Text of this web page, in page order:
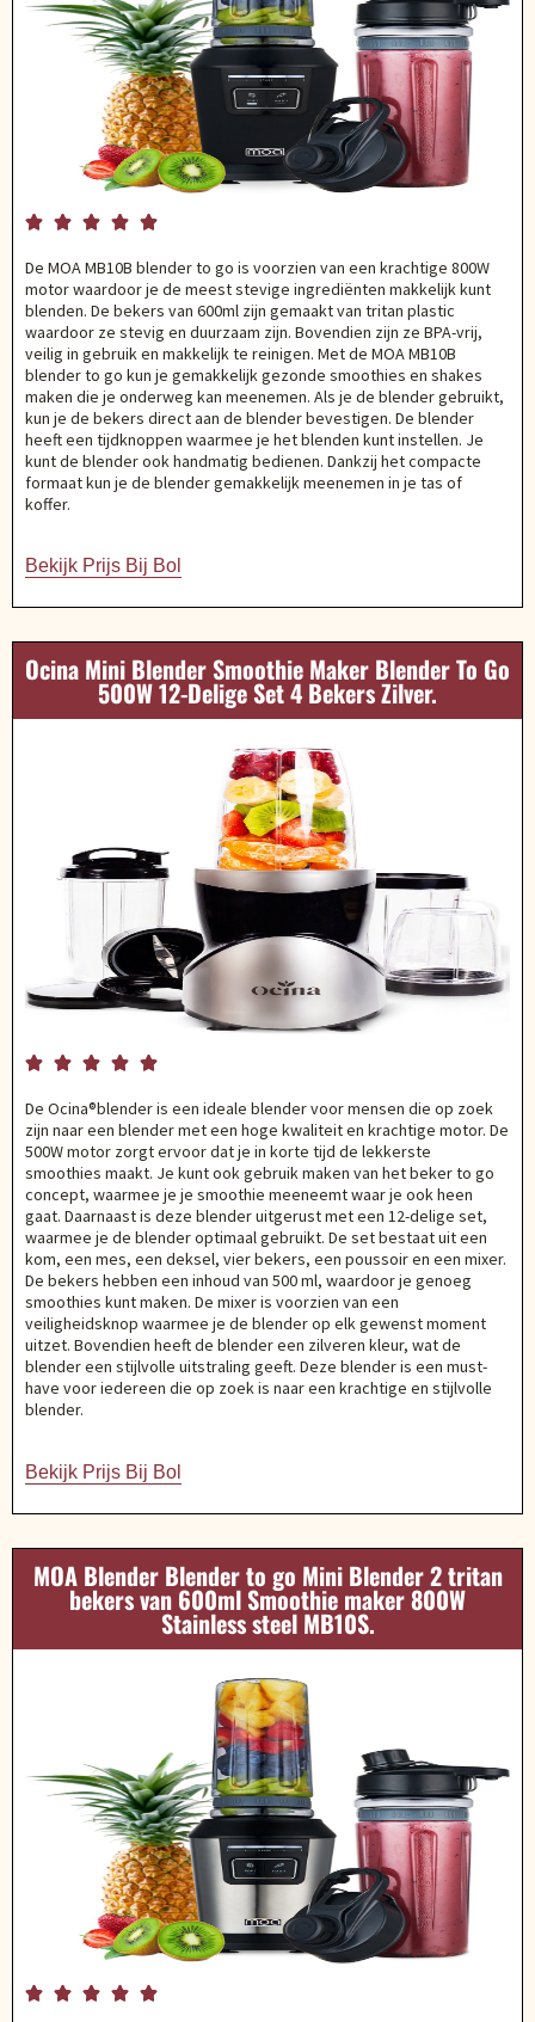
    
De MOA MB10B blender to go is voorzien van een krachtige 800W
motor waardoor je de meest stevige ingrediënten makkelijk kunt
blenden. De bekers van 600ml zijn gemaakt van tritan plastic
waardoor ze stevig en duurzaam zijn. Bovendien zijn ze BPA-vrij,
veilig in gebruik en makkelijk te reinigen. Met de MOA MB10B
blender to go kun je gemakkelijk gezonde smoothies en shakes
maken die je onderweg kan meenemen. Als je de blender gebruikt,
kun je de bekers direct aan de blender bevestigen. De blender
heeft een tijdknoppen waarmee je het blenden kunt instellen. Je
kunt de blender ook handmatig bedienen. Dankzij het compacte
formaat kun je de blender gemakkelijk meenemen in je tas of
koffer.
Bekijk Prijs Bij Bol
Ocina Mini Blender Smoothie Maker Blender To Go
500W 12-Delige Set 4 Bekers Zilver.
    
De Ocina®blender is een ideale blender voor mensen die op zoek
zijn naar een blender met een hoge kwaliteit en krachtige motor. De
500W motor zorgt ervoor dat je in korte tijd de lekkerste
smoothies maakt. Je kunt ook gebruik maken van het beker to go
concept, waarmee je je smoothie meeneemt waar je ook heen
gaat. Daarnaast is deze blender uitgerust met een 12-delige set,
waarmee je de blender optimaal gebruikt. De set bestaat uit een
kom, een mes, een deksel, vier bekers, een poussoir en een mixer.
De bekers hebben een inhoud van 500 ml, waardoor je genoeg
smoothies kunt maken. De mixer is voorzien van een
veiligheidsknop waarmee je de blender op elk gewenst moment
uitzet. Bovendien heeft de blender een zilveren kleur, wat de
blender een stijlvolle uitstraling geeft. Deze blender is een must-
have voor iedereen die op zoek is naar een krachtige en stijlvolle
blender.
Bekijk Prijs Bij Bol
MOA Blender Blender to go Mini Blender 2 tritan
bekers van 600ml Smoothie maker 800W
Stainless steel MB10S.
    